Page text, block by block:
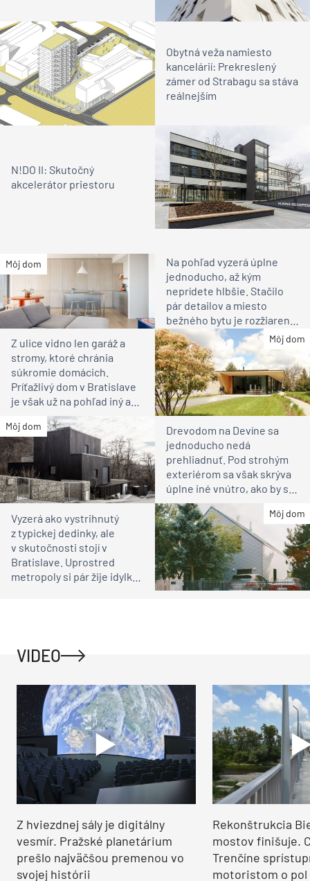
Obytná veža namiesto
kancelárií: Prekreslený
zámer od Strabagu sa stáva
reálnejším
N!DO II: Skutočný
akcelerátor priestoru
Môj dom
Na pohľad vyzerá úplne
jednoducho, až kým
neprídete hlbšie. Stačilo
pár detailov a miesto
bežného bytu je rozžiarené
bývanie pre rodinu
Môj dom
Z ulice vidno len garáž a
stromy, ktoré chránia
súkromie domácich.
Príťažlivý dom v Bratislave
je však už na pohľad iný ako
susedia
Môj dom
Drevodom na Devíne sa
jednoducho nedá
prehliadnuť. Pod strohým
exteriérom sa však skrýva
úplne iné vnútro, ako by ste
čakali
Môj dom
Vyzerá ako vystrihnutý
z typickej dedinky, ale
v skutočnosti stojí v
Bratislave. Uprostred
metropoly si pár žije idylku
VIDEO
Z hviezdnej sály je digitálny
vesmír. Pražské planetárium
prešlo najväčšou premenou vo
svojej histórii
Rekonštrukcia
mostov finišuje.
Trenčíne
motoristom o pol